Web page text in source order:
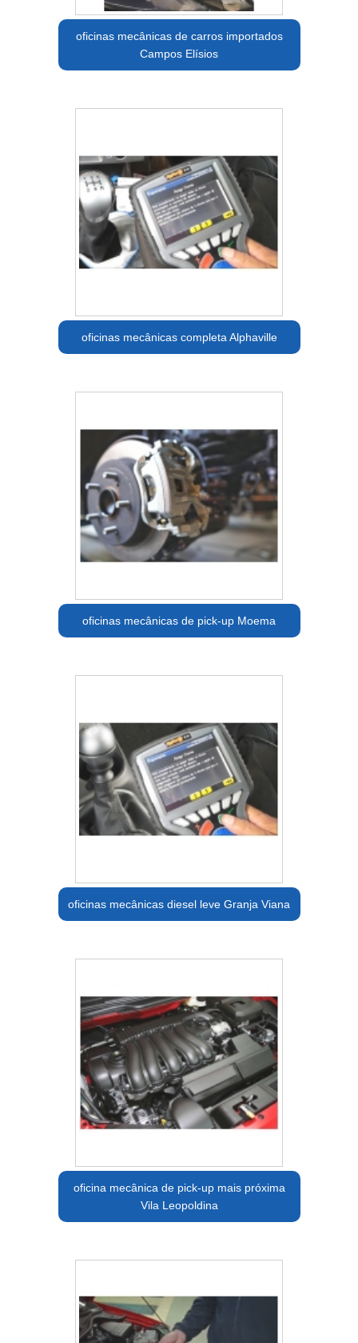
oficinas mecânicas de carros importados
Campos Elísios
oficinas mecânicas completa Alphaville
oficinas mecânicas de pick-up Moema
oficinas mecânicas diesel leve Granja Viana
oficina mecânica de pick-up mais próxima
Vila Leopoldina